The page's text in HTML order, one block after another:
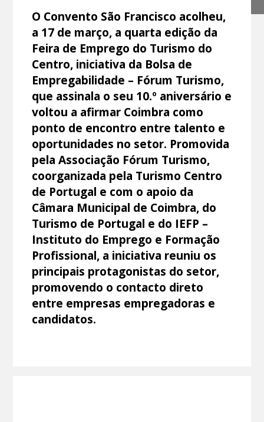
O Convento São Francisco acolheu,
a 17 de março, a quarta edição da
Feira de Emprego do Turismo do
Centro, iniciativa da Bolsa de
Empregabilidade – Fórum Turismo,
que assinala o seu 10.º aniversário e
voltou a afirmar Coimbra como
ponto de encontro entre talento e
oportunidades no setor. Promovida
pela Associação Fórum Turismo,
coorganizada pela Turismo Centro
de Portugal e com o apoio da
Câmara Municipal de Coimbra, do
Turismo de Portugal e do IEFP –
Instituto do Emprego e Formação
Profissional, a iniciativa reuniu os
principais protagonistas do setor,
promovendo o contacto direto
entre empresas empregadoras e
candidatos.